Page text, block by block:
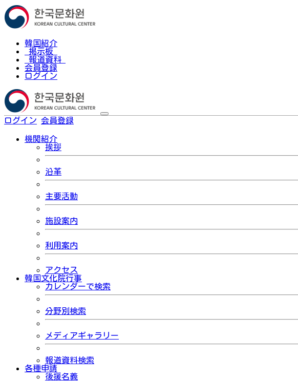
韓国紹介
掲示板
報道資料
会員登録
ログイン
ログイン 会員登録
機関紹介
挨拶
沿革
主要活動
施設案内
利用案内
アクセス
韓国文化院行事
カレンダーで検索
分野別検索
メディアギャラリー
報道資料検索
各種申請
後援名義